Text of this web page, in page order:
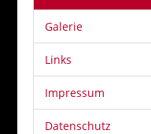
Galerie
Links
Impressum
Datenschutz